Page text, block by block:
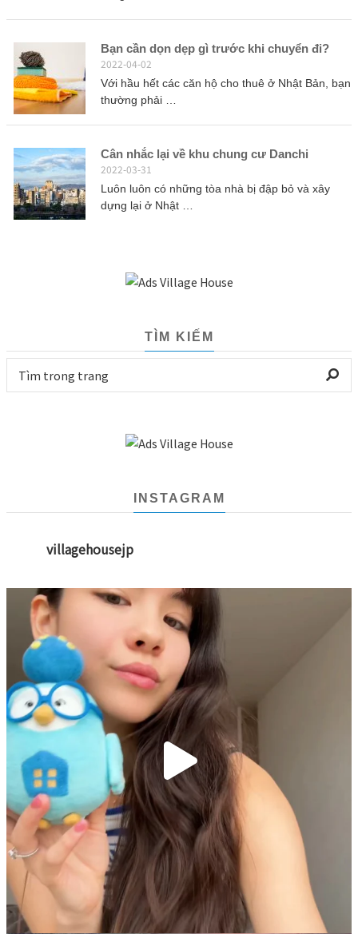
Bạn cần dọn dẹp gì trước khi chuyển đi?
2022-04-02
Với hầu hết các căn hộ cho thuê ở Nhật Bản, bạn
thường phải …
Cân nhắc lại về khu chung cư Danchi
2022-03-31
Luôn luôn có những tòa nhà bị đập bỏ và xây
dựng lại ở Nhật …
TÌM KIẾM
INSTAGRAM
villagehousejp